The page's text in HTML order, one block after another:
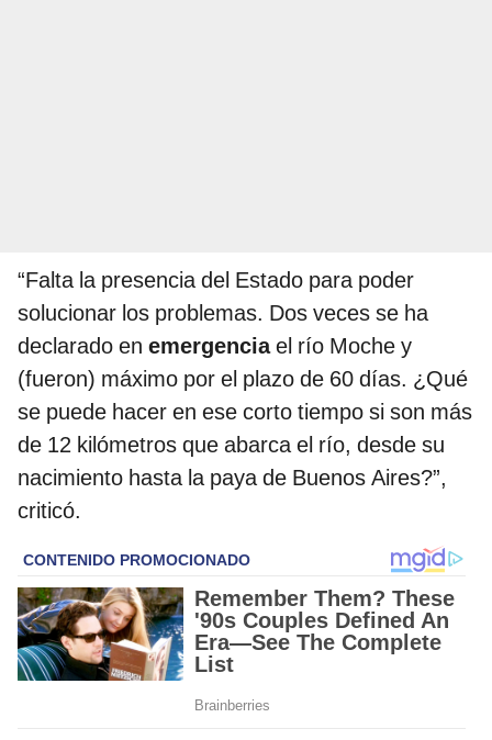
“Falta la presencia del Estado para poder
solucionar los problemas. Dos veces se ha
declarado en emergenciael río Moche y
(fueron) máximo por el plazo de 60 días. ¿Qué
se puede hacer en ese corto tiempo si son más
de 12 kilómetros que abarca el río, desde su
nacimiento hasta la paya de Buenos Aires?”,
criticó.